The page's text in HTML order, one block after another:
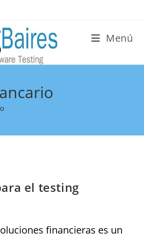
Menú
el testing
financieras es un